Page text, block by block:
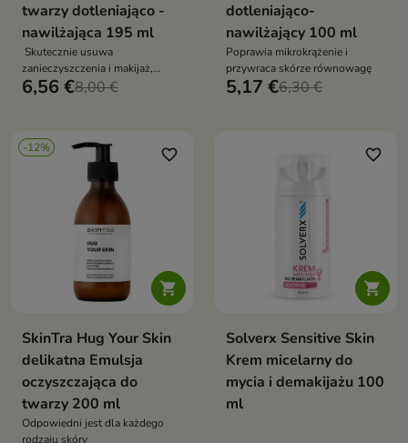
twarzy dotleniająco -
nawilżająca 195 ml
Skutecznie usuwa
zanieczyszczenia i makijaż,
jednocześnie dotleniając i
6,56 €8,00 €
dotleniająco-
nawilżający 100 ml
Poprawia mikrokrążenie i
przywraca skórze równowagę
5,17 €6,30 €
-12%

favorite_border
SkinTra Hug Your Skin
delikatna Emulsja
oczyszczająca do
twarzy 200 ml
Odpowiedni jest dla każdego
rodzaju skóry

favorite_border
Solverx Sensitive Skin
Krem micelarny do
mycia i demakijażu 100
ml